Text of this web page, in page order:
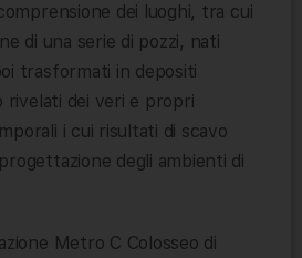
dei luoghi, tra cui
di una serie di pozzi, nati
trasformati in depositi
rivelati dei veri e propri
i cui risultati di scavo
degli ambienti di
Metro C Colosseo di